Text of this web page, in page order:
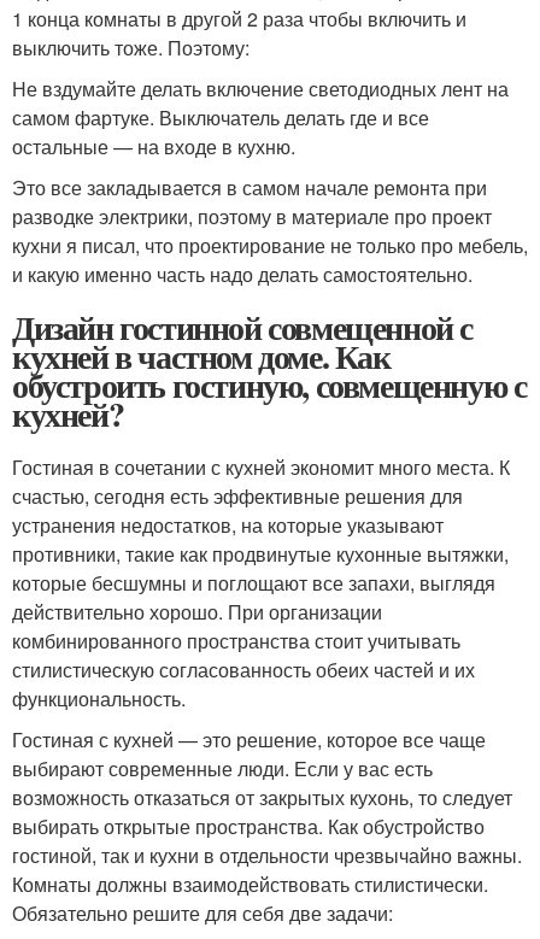
1 конца комнаты в другой 2 раза чтобы включить и
выключить тоже. Поэтому:
Не вздумайте делать включение светодиодных лент на
самом фартуке. Выключатель делать где и все
остальные — на входе в кухню.
Это все закладывается в самом начале ремонта при
разводке электрики, поэтому в материале про проект
кухни я писал, что проектирование не только про мебель,
и какую именно часть надо делать самостоятельно.
Дизайн гостинной совмещенной с
кухней в частном доме. Как
обустроить гостиную, совмещенную с
кухней?
Гостиная в сочетании с кухней экономит много места. К
счастью, сегодня есть эффективные решения для
устранения недостатков, на которые указывают
противники, такие как продвинутые кухонные вытяжки,
которые бесшумны и поглощают все запахи, выглядя
действительно хорошо. При организации
комбинированного пространства стоит учитывать
стилистическую согласованность обеих частей и их
функциональность.
Гостиная с кухней — это решение, которое все чаще
выбирают современные люди. Если у вас есть
возможность отказаться от закрытых кухонь, то следует
выбирать открытые пространства. Как обустройство
гостиной, так и кухни в отдельности чрезвычайно важны.
Комнаты должны взаимодействовать стилистически.
Обязательно решите для себя две задачи: